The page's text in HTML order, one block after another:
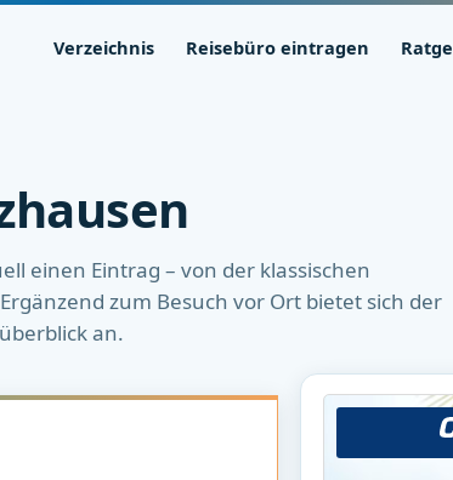
Verzeichnis Reisebüro eintragen
einen Eintrag – von der klassischen
zum Besuch vor Ort bietet sich der
an.